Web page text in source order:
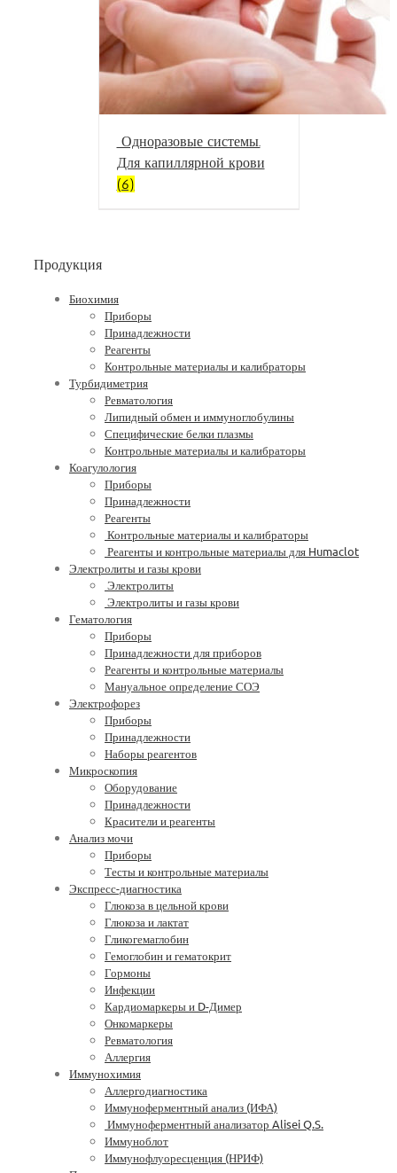
Одноразовые системы.
Для капиллярной крови
(6)
Продукция
Биохимия
Приборы
Принадлежности
Реагенты
Контрольные материалы и калибраторы
Турбидиметрия
Ревматология
Липидный обмен и иммуноглобулины
Специфические белки плазмы
Контрольные материалы и калибраторы
Коагулология
Приборы
Принадлежности
Реагенты
Контрольные материалы и калибраторы
Реагенты и контрольные материалы для Humaclot
Электролиты и газы крови
Электролиты
Электролиты и газы крови
Гематология
Приборы
Принадлежности для приборов
Реагенты и контрольные материалы
Мануальное определение СОЭ
Электрофорез
Приборы
Принадлежности
Наборы реагентов
Микроскопия
Оборудование
Принадлежности
Красители и реагенты
Анализ мочи
Приборы
Тесты и контрольные материалы
Экспресс-диагностика
Глюкоза в цельной крови
Глюкоза и лактат
Гликогемаглобин
Гемоглобин и гематокрит
Гормоны
Инфекции
Кардиомаркеры и D-Димер
Онкомаркеры
Ревматология
Аллергия
Иммунохимия
Аллергодиагностика
Иммуноферментный анализ (ИФА)
Иммуноферментный анализатор Alisei Q.S.
Иммуноблот
Иммунофлуоресценция (НРИФ)